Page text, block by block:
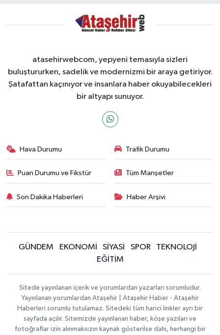
atasehirwebcom, yepyeni temasıyla sizleri
buluştururken, sadelik ve modernizmi bir araya getiriyor.
Şatafattan kaçınıyor ve insanlara haber okuyabilecekleri
bir altyapı sunuyor.
Hava Durumu Trafik Durumu
Puan Durumu ve Fikstür Tüm Manşetler
Son Dakika Haberleri Haber Arşivi
GÜNDEM EKONOMİ SİYASİ SPOR
TEKNOLOJİ
EĞİTİM
Sitede yayınlanan içerik ve yorumlardan yazarları sorumludur.
Yayınlanan yorumlardan Ataşehir | Ataşehir Haber - Ataşehir
Haberleri sorumlu tutulamaz. Sitedeki tüm harici linkler ayrı bir
sayfada açılır. Sitemizde yayınlanan haber, köşe yazıları ve
fotoğraflar izin alınmaksızın kaynak gösterilse dahi, herhangi bir